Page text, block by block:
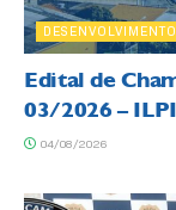
Edital de
03/2026 –
04/08/2026